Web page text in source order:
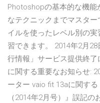
Photoshopの基本的な機
なテクニックまでマスタ
イルを使ったレベル別の
習できます。 2014年2月
行情報」サービス提供終了
に関する重要なお知らせ:
ーター vaio fit 13aに関す
（2014年2月号）』誤記